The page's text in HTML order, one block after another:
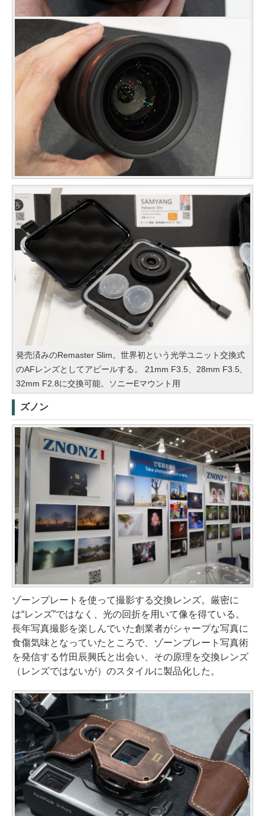
発売済みのRemaster Slim。世界初という光学ユニット交換式
のAFレンズとしてアピールする。 21mm F3.5、28mm F3.5、
32mm F2.8に交換可能。ソニーEマウント用
ズノン
ゾーンプレートを使って撮影する交換レンズ。厳密に
は“レンズ”ではなく、光の回折を用いて像を得ている。
長年写真撮影を楽しんでいた創業者がシャープな写真に
食傷気味となっていたところで、ゾーンプレート写真術
を発信する竹田辰興氏と出会い、その原理を交換レンズ
（レンズではないが）のスタイルに製品化した。